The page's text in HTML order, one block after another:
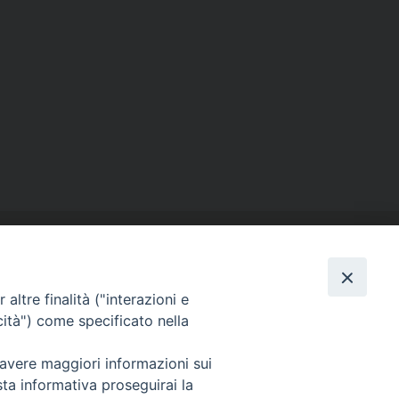
Facebook
Instagram
X YouTube
altre finalità ("interazioni e
come specificato nella
maggiori informazioni sui
informativa proseguirai la